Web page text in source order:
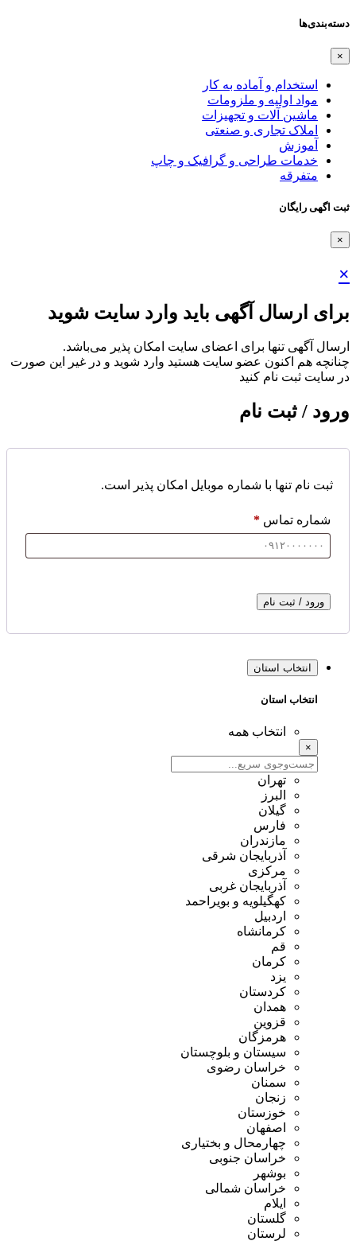
دسته‌بندی‌ها
×
استخدام و آماده به کار
مواد اولیه و ملزومات
ماشین آلات و تجهیزات
املاک تجاری و صنعتی
آموزش
خدمات طراحی و گرافیک و چاپ
متفرقه
ثبت اگهی رایگان
×
×
برای ارسال آگهی باید وارد سایت شوید
ارسال آگهی تنها برای اعضای سایت امکان پذیر می‌باشد.
چنانچه هم‌ اکنون عضو سایت هستید وارد شوید و در غیر این صورت
در سایت ثبت نام کنید
ورود / ثبت نام
ثبت نام تنها با شماره موبایل امکان پذیر است.
شماره تماس *
ورود / ثبت نام
انتخاب استان
انتخاب استان
انتخاب همه
×
تهران
البرز
گیلان
فارس
مازندران
آذربایجان شرقی
مرکزی
آذربایجان غربی
کهگیلویه و بویراحمد
اردبیل
کرمانشاه
قم
کرمان
یزد
کردستان
همدان
قزوین
هرمزگان
سیستان و بلوچستان
خراسان رضوی
سمنان
زنجان
خوزستان
اصفهان
چهارمحال و بختیاری
خراسان جنوبی
بوشهر
خراسان شمالی
ایلام
گلستان
لرستان